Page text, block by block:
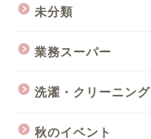
未分類
業務スーパー
洗濯・クリーニング
秋のイベント